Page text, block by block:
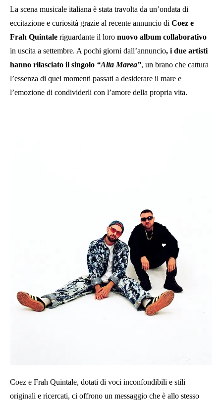
La scena musicale italiana è stata travolta da un’ondata di
eccitazione e curiosità grazie al recente annuncio di Coez e
Frah Quintale riguardante il loro nuovo album collaborativo
in uscita a settembre. A pochi giorni dall’annuncio, i due artisti
hanno rilasciato il singolo “Alta Marea”, un brano che cattura
l’essenza di quei momenti passati a desiderare il mare e
l’emozione di condividerli con l’amore della propria vita.
Coez e Frah Quintale, dotati di voci inconfondibili e stili
originali e ricercati, ci offrono un messaggio che è allo stesso